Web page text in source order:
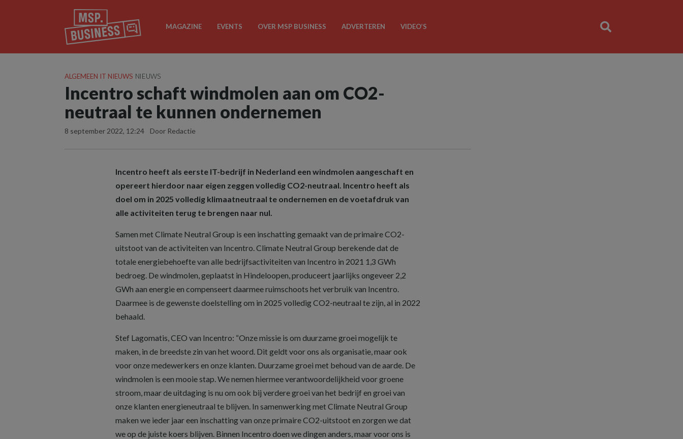
MAGAZINE EVENTS OVER MSP BUSINESS ADVERTEREN VIDEO’S
ALGEMEEN IT NIEUWS NIEUWS
Incentro schaft windmolen aan om CO2-
neutraal te kunnen ondernemen
8 september 2022, 12:24 Door Redactie
Incentro heeft als eerste IT-bedrijf in Nederland een windmolen aangeschaft en
opereert hierdoor naar eigen zeggen volledig CO2-neutraal. Incentro heeft als
doel om in 2025 volledig klimaatneutraal te ondernemen en de voetafdruk van
alle activiteiten terug te brengen naar nul.
Samen met Climate Neutral Group is een inschatting gemaakt van de primaire CO2-
uitstoot van de activiteiten van Incentro. Climate Neutral Group berekende dat de
totale energiebehoefte van alle bedrijfsactiviteiten van Incentro in 2021 1,3 GWh
bedroeg. De windmolen, geplaatst in Hindeloopen, produceert jaarlijks ongeveer 2,2
GWh aan energie en compenseert daarmee ruimschoots het verbruik van Incentro.
Daarmee is de gewenste doelstelling om in 2025 volledig CO2-neutraal te zijn, al in 2022
behaald.
Stef Lagomatis, CEO van Incentro: “Onze missie is om duurzame groei mogelijk te
maken, in de breedste zin van het woord. Dit geldt voor ons als organisatie, maar ook
voor onze medewerkers en onze klanten. Duurzame groei met behoud van de aarde. De
windmolen is een mooie stap. We nemen hiermee verantwoordelijkheid voor groene
stroom, maar de uitdaging is nu om ook bij verdere groei van het bedrijf en groei van
onze klanten energieneutraal te blijven. In samenwerking met Climate Neutral Group
maken we ieder jaar een inschatting van onze primaire CO2-uitstoot en zorgen we dat
we op de juiste koers blijven. Binnen Incentro doen we dingen anders, maar voor ons is